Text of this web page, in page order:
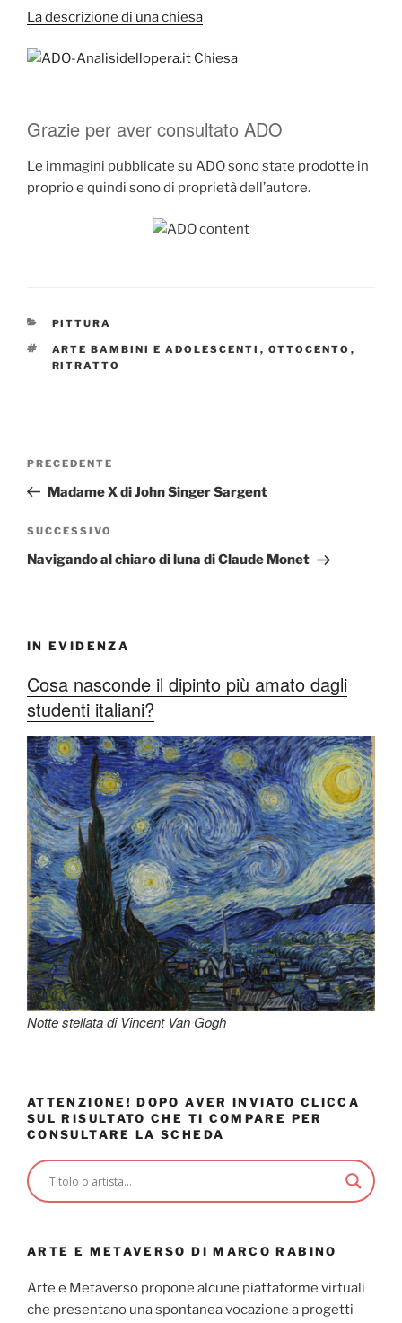
La descrizione di una chiesa
Grazie per aver consultato ADO
Le immagini pubblicate su ADO sono state prodotte in
proprio e quindi sono di proprietà dell’autore.
CATEGORIE
PITTURA
TAG
ARTE BAMBINI E ADOLESCENTI , OTTOCENTO ,
RITRATTO
Navigazione
Articolo
precedente:
PRECEDENTE
Madame X di John Singer Sargent
Articolo
successivo
SUCCESSIVO
Navigando al chiaro di luna di Claude Monet
IN EVIDENZA
Cosa nasconde il dipinto più amato dagli
studenti italiani?
Notte stellata di Vincent Van Gogh
ATTENZIONE! DOPO AVER INVIATO CLICCA
SUL RISULTATO CHE TI COMPARE PER
CONSULTARE LA SCHEDA
ARTE E METAVERSO DI MARCO RABINO
Arte e Metaverso propone alcune piattaforme virtuali
che presentano una spontanea vocazione a progetti